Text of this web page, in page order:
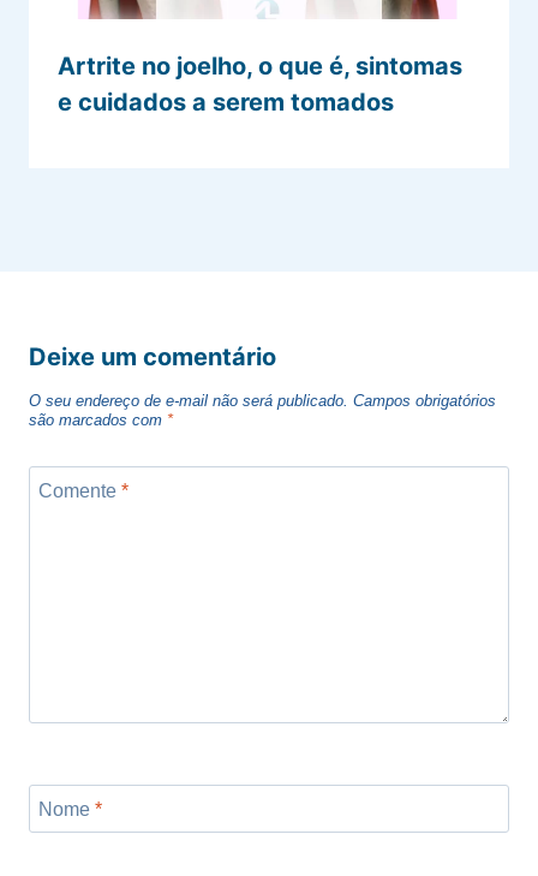
Artrite no joelho, o que é, sintomas
e cuidados a serem tomados
Deixe um comentário
O seu endereço de e-mail não será publicado. Campos obrigatórios
são marcados com *
Comente *
Nome *